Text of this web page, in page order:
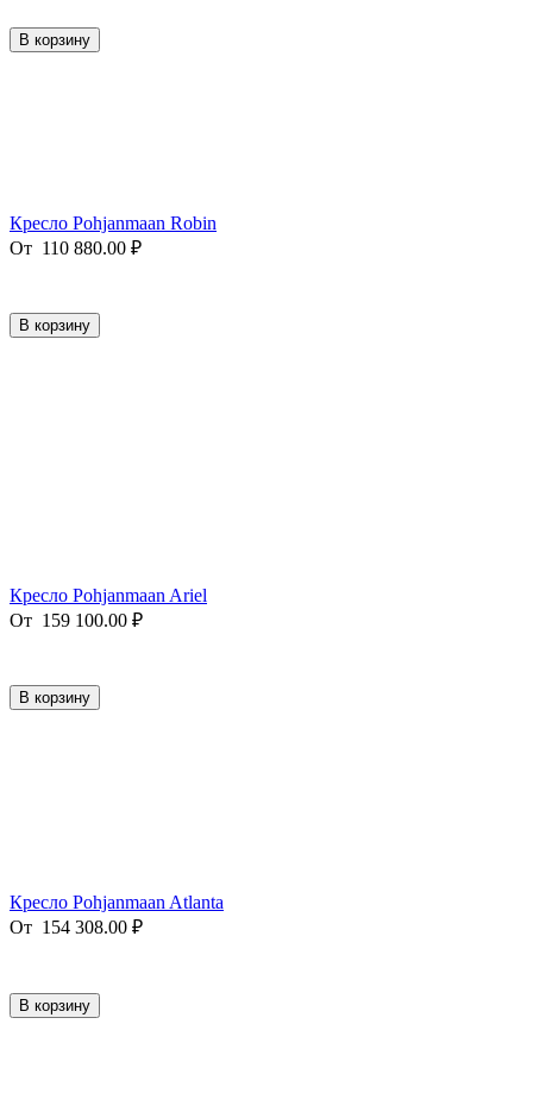
В корзину
Кресло Pohjanmaan Robin
От 110 880.00 ₽
В корзину
Кресло Pohjanmaan Ariel
От 159 100.00 ₽
В корзину
Кресло Pohjanmaan Atlanta
От 154 308.00 ₽
В корзину